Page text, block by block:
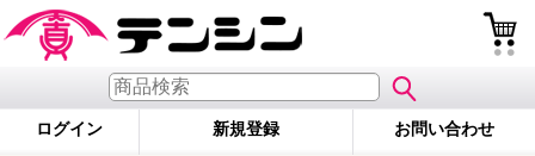
ログイン 新規登録 お問い合わせ